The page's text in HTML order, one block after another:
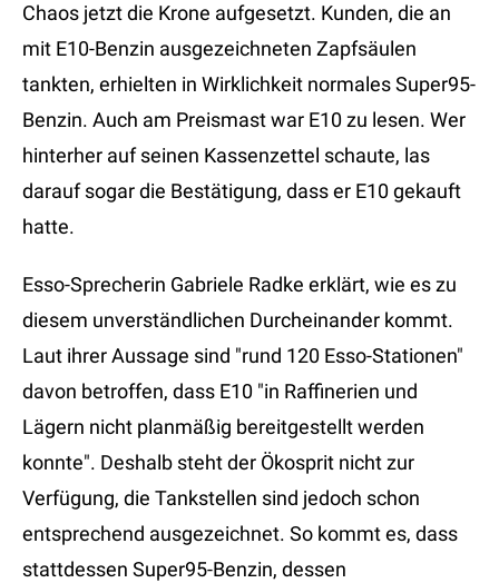
Chaos jetzt die Krone aufgesetzt. Kunden, die an
mit E10-Benzin ausgezeichneten Zapfsäulen
tankten, erhielten in Wirklichkeit normales Super95-
Benzin. Auch am Preismast war E10 zu lesen. Wer
hinterher auf seinen Kassenzettel schaute, las
darauf sogar die Bestätigung, dass er E10 gekauft
hatte.
Esso-Sprecherin Gabriele Radke erklärt, wie es zu
diesem unverständlichen Durcheinander kommt.
Laut ihrer Aussage sind "rund 120 Esso-Stationen"
davon betroffen, dass E10 "in Raffinerien und
Lägern nicht planmäßig bereitgestellt werden
konnte". Deshalb steht der Ökosprit nicht zur
Verfügung, die Tankstellen sind jedoch schon
entsprechend ausgezeichnet. So kommt es, dass
stattdessen Super95-Benzin, dessen